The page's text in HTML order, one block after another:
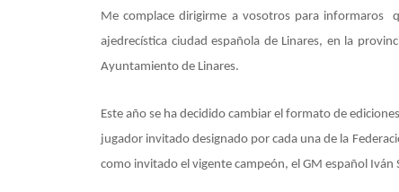
Me complace dirigirme a vosotros para informaros
ajedrecística ciudad española de Linares, en la
Ayuntamiento de Linares.
Este año se ha decidido cambiar el formato de
jugador invitado designado por cada una de la
como invitado el vigente campeón, el GM español Iván